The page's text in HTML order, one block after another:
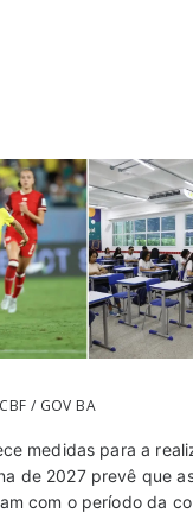
/ GOV BA
medidas para a
de 2027 prevê que
com o período da